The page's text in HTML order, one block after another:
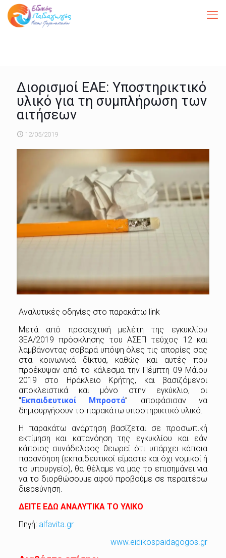
Διορισμοί ΕΑΕ: Υποστηρικτικό
υλικό για τη συμπλήρωση των
αιτήσεων
12/05/2019
Αναλυτικές οδηγίες στο παρακάτω link
Μετά από προσεχτική μελέτη της εγκυκλίου
3ΕΑ/2019 πρόσκλησης του ΑΣΕΠ τεύχος 12 και
λαμβάνοντας σοβαρά υπόψη όλες τις απορίες σας
στα κοινωνικά δίκτυα, καθώς και αυτές που
προέκυψαν από το κάλεσμα την Πέμπτη 09 Μάϊου
2019 στο Ηράκλειο Κρήτης, και βασιζόμενοι
αποκλειστικά και μόνο στην εγκύκλιο, οι
“Εκπαιδευτικοί Μπροστά” αποφάσισαν να
δημιουργήσουν το παρακάτω υποστηρικτικό υλικό.
Η παρακάτω ανάρτηση βασίζεται σε προσωπική
εκτίμηση και κατανόηση της εγκυκλίου και εάν
κάποιος συνάδελφος θεωρεί ότι υπάρχει κάποια
παρανόηση (εκπαιδευτικοί είμαστε και όχι νομικοί ή
το υπουργείο), θα θέλαμε να μας το επισημάνει για
να το διορθώσουμε αφού προβούμε σε περαιτέρω
διερεύνηση.
ΔΕΙΤΕ ΕΔΩ ΑΝΑΛΥΤΙΚΑ ΤΟ ΥΛΙΚΟ
Πηγή: alfavita.gr
www.eidikospaidagogos.gr